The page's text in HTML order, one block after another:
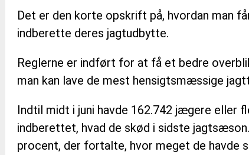
Det er den korte opskrift på, hvordan man
indberette deres jagtudbytte.
Reglerne er indført for at få et bedre
man kan lave de mest hensigtsmæssige
Indtil midt i juni havde 162.742 jægere eller
indberettet, hvad de skød i sidste
procent, der fortalte, hvor meget de havde